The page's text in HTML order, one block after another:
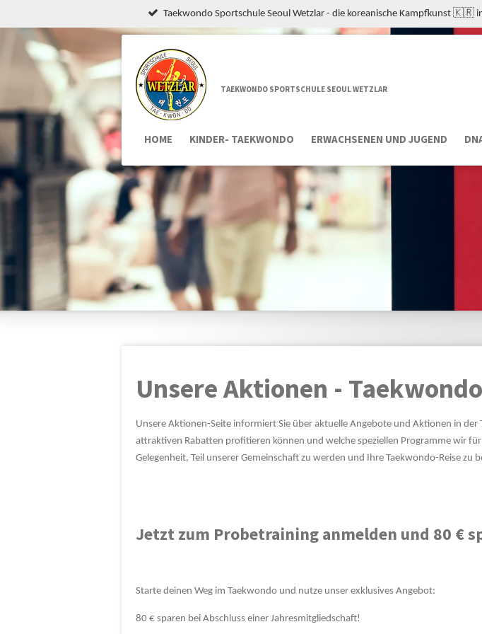
Hauptinhalt
springen
Taekwondo Sportschule Seoul Wetzlar - die koreanische Kampfkunst 🇰🇷
TAEKWONDO SPORTSCHULE SEOUL WETZLAR
HOME KINDER- TAEKWONDO ERWACHSENEN UND JUGEND
Unsere Aktionen -
Unsere Aktionen-Seite informiert Sie über aktuelle Angebote und Aktionen in der
attraktiven Rabatten profitieren können und welche speziellen Programme wir
Gelegenheit, Teil unserer Gemeinschaft zu werden und Ihre Taekwondo-Reise zu
Jetzt zum Probetraining anmelden und 80 €
Starte deinen Weg im Taekwondo und nutze unser exklusives Angebot:
80 € sparen bei Abschluss einer Jahresmitgliedschaft!